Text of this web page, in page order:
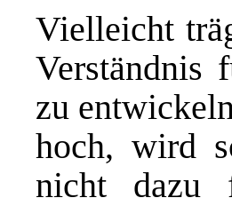
Vielleicht
Verständnis
zu
hoch, wird
nicht dazu